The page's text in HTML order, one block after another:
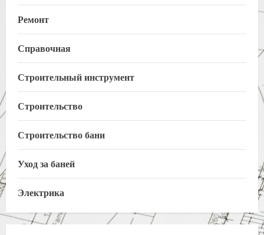
Ремонт
Справочная
Строительный инструмент
Строительство
Строительство бани
Уход за баней
Электрика